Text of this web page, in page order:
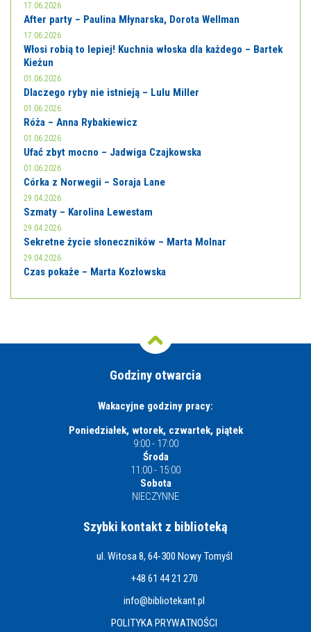
17.06.2026
After party – Paulina Młynarska, Dorota Wellman
17.06.2026
Włosi robią to lepiej! Kuchnia włoska dla każdego – Bartek
Kieżun
01.06.2026
Dlaczego ryby nie istnieją – Lulu Miller
01.06.2026
Róża – Anna Rybakiewicz
01.06.2026
Ufać zbyt mocno – Jadwiga Czajkowska
01.06.2026
Córka z Norwegii – Soraja Lane
29.04.2026
Szmaty – Karolina Lewestam
29.04.2026
Sekretne życie słoneczników – Marta Molnar
29.04.2026
Czas pokaże – Marta Kozłowska
Godziny otwarcia
Wakacyjne godziny pracy:
Poniedziałek, wtorek, czwartek, piątek
9:00 - 17:00
Środa
11:00 - 15:00
Sobota
NIECZYNNE
Szybki kontakt z biblioteką
ul. Witosa 8, 64-300 Nowy Tomyśl
+48 61 44 21 270
info@bibliotekant.pl
POLITYKA PRYWATNOŚCI